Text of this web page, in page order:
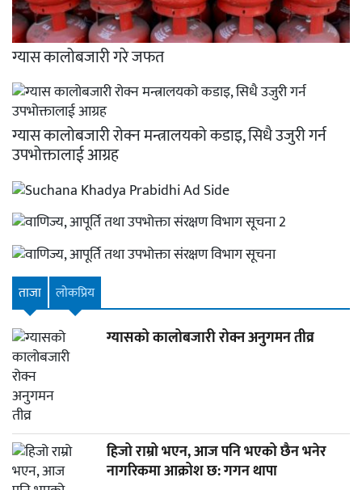
ग्यास कालोबजारी गरे जफत
ग्यास कालोबजारी रोक्न मन्त्रालयको कडाइ, सिधै उजुरी गर्न
उपभोक्तालाई आग्रह
ताजा लाेकप्रिय
ग्यासको कालोबजारी रोक्न अनुगमन तीव्र
हिजो राम्रो भएन, आज पनि भएको छैन भनेर
नागरिकमा आक्रोश छ: गगन थापा